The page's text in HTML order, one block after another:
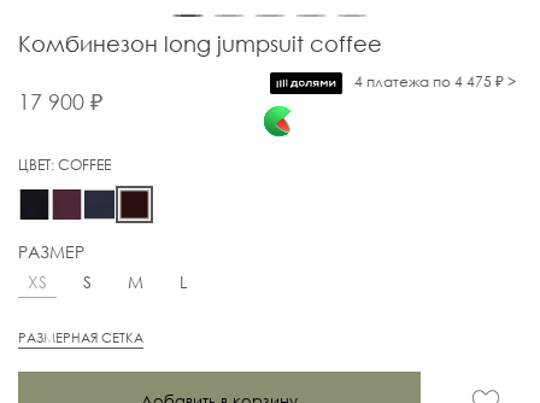
Комбинезон long jumpsuit coffee
17 900 ₽
4 платежа по 4 475 ₽ >
ЦВЕТ:COFFEE
РАЗМЕР
XS
S M L
РАЗМЕРНАЯ СЕТКА